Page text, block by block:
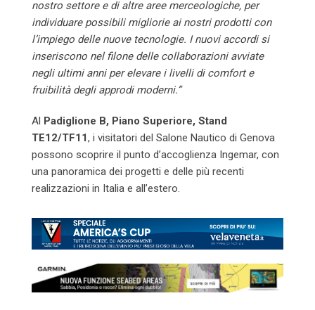
nostro settore e di altre aree merceologiche, per
individuare possibili migliorie ai nostri prodotti con
l’impiego delle nuove tecnologie. I nuovi accordi si
inseriscono nel filone delle collaborazioni avviate
negli ultimi anni per elevare i livelli di comfort e
fruibilità degli approdi moderni.”
Al Padiglione B, Piano Superiore, Stand
TE12/TF11, i visitatori del Salone Nautico di Genova
possono scoprire il punto d’accoglienza Ingemar, con
una panoramica dei progetti e delle più recenti
realizzazioni in Italia e all’estero.